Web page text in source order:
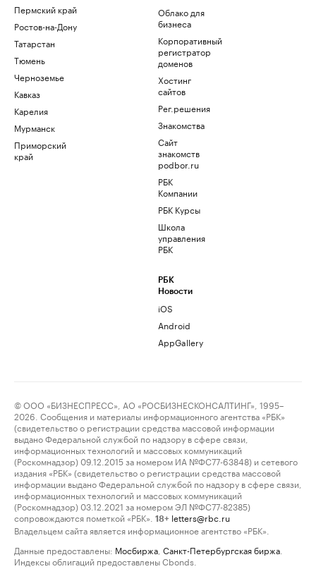
Пермский край
Ростов-на-Дону
Татарстан
Тюмень
Черноземье
Кавказ
Карелия
Мурманск
Приморский
край
Облако для
бизнеса
Корпоративный
регистратор
доменов
Хостинг
сайтов
Рег.решения
Знакомства
Сайт
знакомств
podbor.ru
РБК
Компании
РБК Курсы
Школа
управления
РБК
РБК
Новости
iOS
Android
AppGallery
© ООО «БИЗНЕСПРЕСС», АО «РОСБИЗНЕСКОНСАЛТИНГ», 1995–
2026. Сообщения и материалы информационного агентства «РБК»
(свидетельство о регистрации средства массовой информации
выдано Федеральной службой по надзору в сфере связи,
информационных технологий и массовых коммуникаций
(Роскомнадзор) 09.12.2015 за номером ИА №ФС77-63848) и сетевого
издания «РБК» (свидетельство о регистрации средства массовой
информации выдано Федеральной службой по надзору в сфере связи,
информационных технологий и массовых коммуникаций
(Роскомнадзор) 03.12.2021 за номером ЭЛ №ФС77-82385)
сопровождаются пометкой «РБК».
18+ letters@rbc.ru
Владельцем сайта является информационное агентство «РБК».
Данные предоставлены: Мосбиржа Санкт-Петербургская биржа
Индексы облигаций предоставлены Cbonds.